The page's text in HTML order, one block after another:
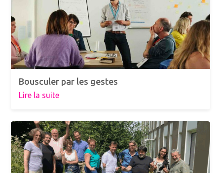
Bousculer par les gestes
Lire la suite